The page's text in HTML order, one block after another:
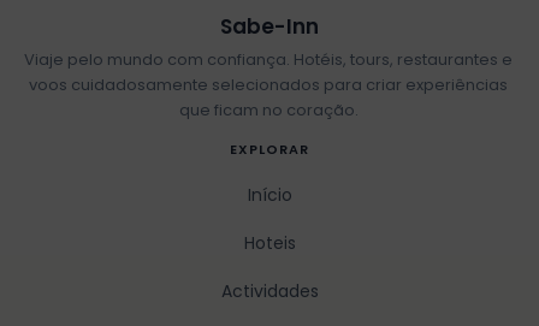
Sabe-Inn
Viaje pelo mundo com confiança. Hotéis, tours, restaurantes e
voos cuidadosamente selecionados para criar experiências
que ficam no coração.
EXPLORAR
Início
Hoteis
Actividades